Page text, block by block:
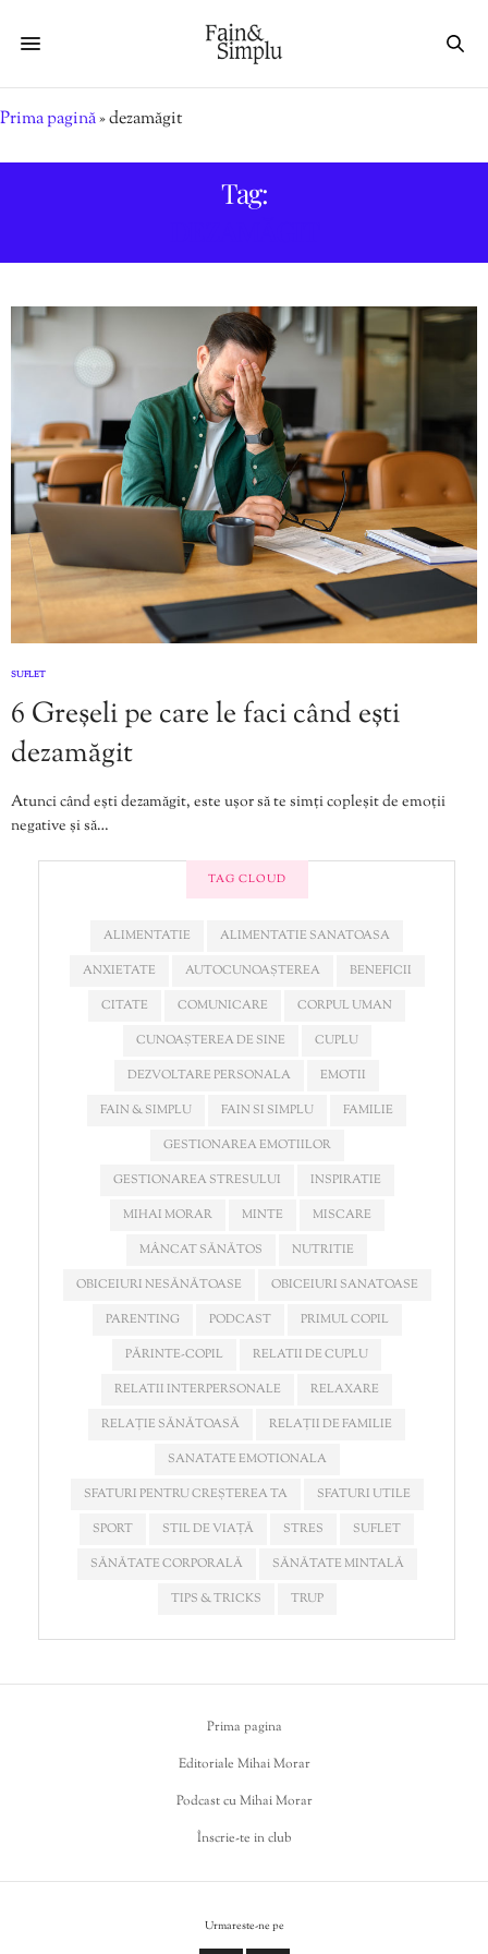
Prima pagină»dezamăgit
Tag:
SUFLET
6 Greșeli pe care le faci când ești
dezamăgit
Atunci când ești dezamăgit, este ușor să te simți copleșit de emoții
negative și să…
TAG CLOUD
ALIMENTATIE
ALIMENTATIE SANATOASA
ANXIETATE
AUTOCUNOAȘTEREA
BENEFICII
CITATE
COMUNICARE
CORPUL UMAN
CUNOAȘTEREA DE SINE
CUPLU
DEZVOLTARE PERSONALA
EMOTII
FAIN & SIMPLU
FAIN SI SIMPLU
FAMILIE
GESTIONAREA EMOTIILOR
GESTIONAREA STRESULUI
INSPIRATIE
MIHAI MORAR
MINTE
MISCARE
MÂNCAT SĂNĂTOS
NUTRITIE
OBICEIURI NESĂNĂTOASE
OBICEIURI SANATOASE
PARENTING
PODCAST
PRIMUL COPIL
PĂRINTE-COPIL
RELATII DE CUPLU
RELATII INTERPERSONALE
RELAXARE
RELAȚIE SĂNĂTOASĂ
RELAȚII DE FAMILIE
SANATATE EMOTIONALA
SFATURI PENTRU CREȘTEREA TA
SFATURI UTILE
SPORT
STIL DE VIAȚĂ STRES
SUFLET
SĂNĂTATE CORPORALĂ
SĂNĂTATE MINTALĂ
TIPS & TRICKS
TRUP
Prima pagina
Editoriale Mihai Morar
Podcast cu Mihai Morar
Înscrie-te in club
Urmareste-ne pe